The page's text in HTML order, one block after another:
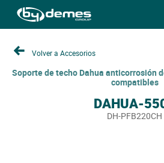
Volver a Accesorios
Soporte de techo Dahua anticorrosión
compatibles
DAHUA-
DH-PFB220CH